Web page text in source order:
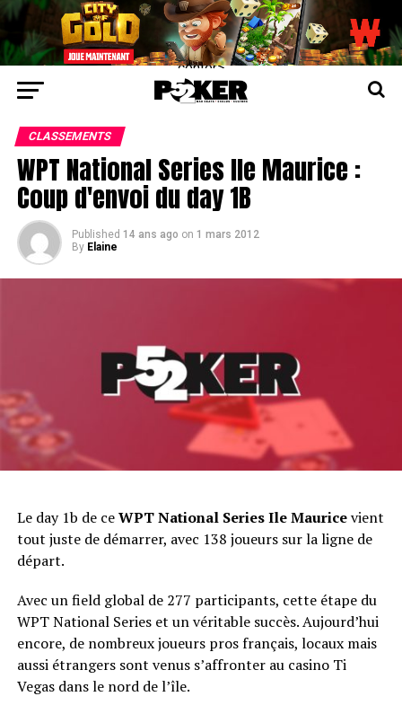
center>
CLASSEMENTS
WPT National Series Ile Maurice :
Coup d'envoi du day 1B
Published 14 ans ago on 1 mars 2012
By Elaine
Le day 1b de ceWPT National Series Ile Mauricevient
tout juste de démarrer, avec 138 joueurs sur la ligne de
départ.
Avec un field global de 277 participants, cette étape du
WPT National Series et un véritable succès. Aujourd’hui
encore, de nombreux joueurs pros français, locaux mais
aussi étrangers sont venus s’affronter au casino Ti
Vegas dans le nord de l’île.